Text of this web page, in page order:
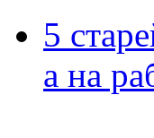
5
а на